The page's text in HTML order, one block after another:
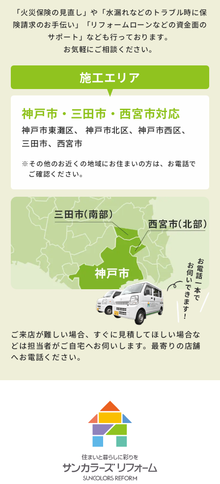
「火災保険の見直し」や「水漏れなどのトラブル時に保
険請求のお手伝い」「リフォームローンなどの資金面の
サポート」 なども行っております。
お気軽にご相談ください。
施工エリア
神戸市・三田市・西宮市対応
神戸市東灘区、 神戸市北区、神戸市西区、
三田市、西宮市
その他のお近くの地域にお住まいの方は、お電話で
ご確認ください。
ご来店が難しい場合、すぐに見積してほしい場合な
どは担当者がご自宅へお伺いします。最寄りの店舗
へお電話ください。